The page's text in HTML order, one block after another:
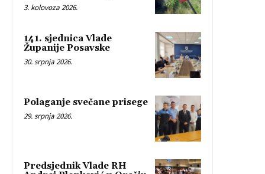
3. kolovoza 2026.
141. sjednica Vlade
Županije Posavske
30. srpnja 2026.
Polaganje svečane prisege
29. srpnja 2026.
Predsjednik Vlade RH